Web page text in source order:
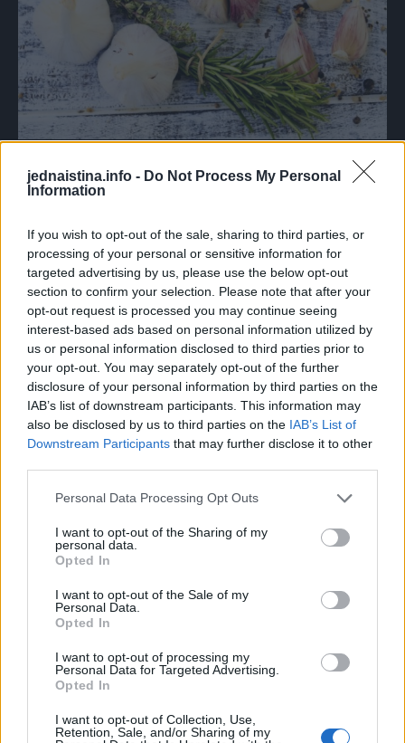
jednaistina.info - Do Not Process My Personal
Information
If you wish to opt-out of the sale, sharing to third parties, or
processing of your personal or sensitive information for
targeted advertising by us, please use the below opt-out
section to confirm your selection. Please note that after your
opt-out request is processed you may continue seeing
interest-based ads based on personal information utilized by
us or personal information disclosed to third parties prior to
your opt-out. You may separately opt-out of the further
disclosure of your personal information by third parties on the
IAB’s list of downstream participants. This information may
also be disclosed by us to third parties on the IAB’s List of
Downstream Participants that may further disclose it to other
Personal Data Processing Opt Outs
I want to opt-out of the Sharing of my
personal data.
Opted In
I want to opt-out of the Sale of my
Personal Data.
Opted In
I want to opt-out of processing my
Personal Data for Targeted Advertising.
Opted In
I want to opt-out of Collection, Use,
Retention, Sale, and/or Sharing of my
Neophodno je da u tijelu održimo pravi balans vode i soli.
Prekomjerni unos soli jedan je od najčešćih razloga
umjesto soli dodajte začine i bijeli luk.
6. Jedite hranu bogatu magnezijumom
Da bi tijelo dobro radilo i da biste spriječili nastanak
kamena u bubregu, jedite hranu bogatu magnezijumom.
To su kakao, heljda, bademi, indijski orah, pirinač, spanać,